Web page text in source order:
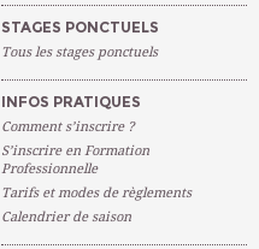
STAGES PONCTUELS
Tous les stages ponctuels
INFOS PRATIQUES
Comment s’inscrire ?
S’inscrire en Formation
Professionnelle
Tarifs et modes de règlements
Calendrier de saison